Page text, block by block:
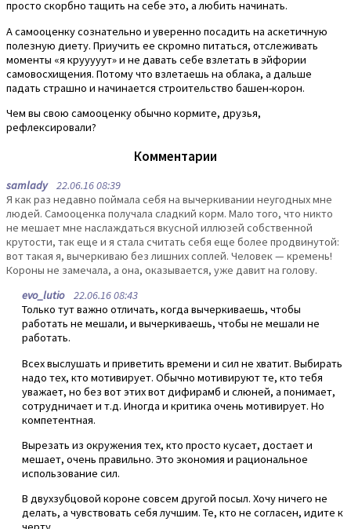
просто скорбно тащить на себе это, а любить начинать.
А самооценку сознательно и уверенно посадить на аскетичную
полезную диету. Приучить ее скромно питаться, отслеживать
моменты «я крууууут» и не давать себе взлетать в эйфории
самовосхищения. Потому что взлетаешь на облака, а дальше
падать страшно и начинается строительство башен-корон.
Чем вы свою самооценку обычно кормите, друзья,
рефлексировали?
Комментарии
samlady22.06.16 08:39
Я как раз недавно поймала себя на вычеркивании неугодных мне
людей. Самооценка получала сладкий корм. Мало того, что никто
не мешает мне наслаждаться вкусной иллюзей собственной
крутости, так еще и я стала считать себя еще более продвинутой:
вот такая я, вычеркиваю без лишних соплей. Человек — кремень!
Короны не замечала, а она, оказывается, уже давит на голову.
evo_lutio22.06.16 08:43
Только тут важно отличать, когда вычеркиваешь, чтобы
работать не мешали, и вычеркиваешь, чтобы не мешали не
работать.
Всех выслушать и приветить времени и сил не хватит. Выбирать
надо тех, кто мотивирует. Обычно мотивируют те, кто тебя
уважает, но без вот этих вот дифирамб и слюней, а понимает,
сотрудничает и т.д. Иногда и критика очень мотивирует. Но
компетентная.
Вырезать из окружения тех, кто просто кусает, достает и
мешает, очень правильно. Это экономия и рациональное
использование сил.
В двухзубцовой короне совсем другой посыл. Хочу ничего не
делать, а чувствовать себя лучшим. Те, кто не согласен, идите к